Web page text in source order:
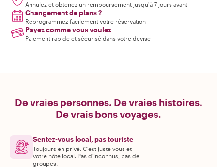
Annulez et obtenez un remboursement jusqu'à 7 jours avant
Changement de plans ?
Reprogrammez facilement votre réservation
Payez comme vous voulez
Paiement rapide et sécurisé dans votre devise
De vraies personnes. De vraies histoires.
De vrais bons voyages.
Sentez-vous local, pas touriste
Toujours en privé. C'est juste vous et
votre hôte local. Pas d'inconnus, pas de
groupes.